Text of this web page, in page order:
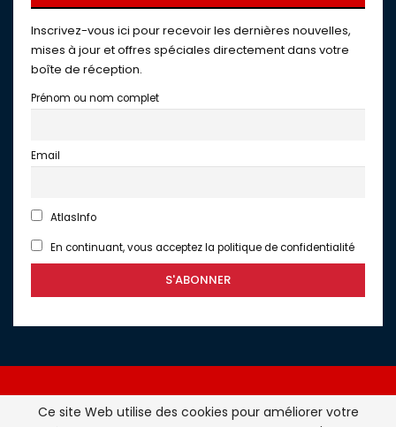
Inscrivez-vous ici pour recevoir les dernières nouvelles,
mises à jour et offres spéciales directement dans votre
boîte de réception.
Prénom ou nom complet
Email
AtlasInfo
En continuant, vous acceptez la politique de confidentialité
Ce site Web utilise des cookies pour améliorer votre